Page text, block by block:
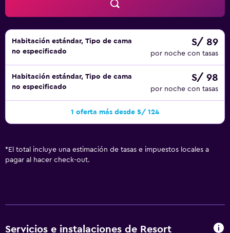
Habitación estándar, Tipo de cama
no especificado
S/ 89
por noche con tasas
Habitación estándar, Tipo de cama
no especificado
S/ 98
por noche con tasas
1 oferta más desde S/ 124
* El total incluye una estimación de tasas e impuestos locales a
pagar al hacer check-out.
Servicios e instalaciones de Resort